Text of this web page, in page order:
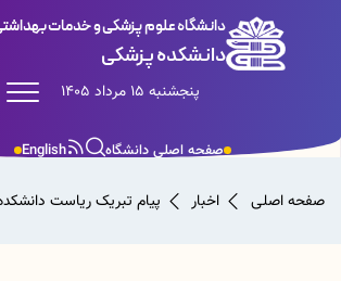
دانشگاه علوم پزشکی و خدمات
دانشکده پزشکی
پنجشنبه 15 مرداد 1405
English صفحه اصلی دانشگاه
صفحه اصلی اخبار پیام تبریک ریاست